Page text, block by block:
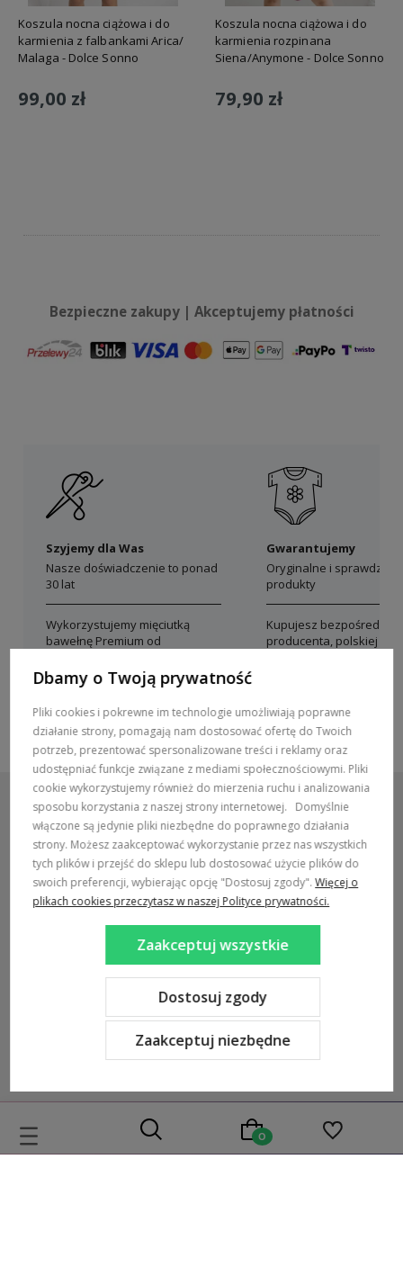
Koszula nocna ciążowa i do
karmienia z falbankami Arica/
Malaga - Dolce Sonno
99,00 zł
Koszula nocna ciążowa i do
karmienia rozpinana
Siena/Anymone - Dolce Sonno
79,90 zł
Bezpieczne zakupy | Akceptujemy płatności
Szyjemy dla Was
Nasze doświadczenie to ponad
30 lat
Wykorzystujemy mięciutką
bawełnę Premium od
Gwarantujemy
Oryginalne i sprawdzone
produkty
Kupujesz bezpośrednio
producenta, polskiej
POMOC / ZAMÓWIENIA
MARKI
POPULARNE KATEGORIE
Sklep internetowy Shoper Premium
Szablon Shoper Modern 3.0™
od GrowCommerce
Dbamy o Twoją prywatność
Pliki cookies i pokrewne im technologie umożliwiają poprawne
działanie strony, pomagają nam dostosować ofertę do Twoich
potrzeb, prezentować spersonalizowane treści i reklamy oraz
udostępniać funkcje związane z mediami społecznościowymi. Pliki
cookie wykorzystujemy również do mierzenia ruchu i analizowania
sposobu korzystania z naszej strony internetowej. Domyślnie
włączone są jedynie pliki niezbędne do poprawnego działania
strony. Możesz zaakceptować wykorzystanie przez nas wszystkich
tych plików i przejść do sklepu lub dostosować użycie plików do
swoich preferencji, wybierając opcję "Dostosuj zgody".Więcej o
plikach cookies przeczytasz w naszej Polityce prywatności.
Zaakceptuj niezbędne
Dostosuj zgody
Zaakceptuj wszystkie